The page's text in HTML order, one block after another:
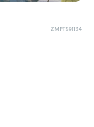
ZMPT591134